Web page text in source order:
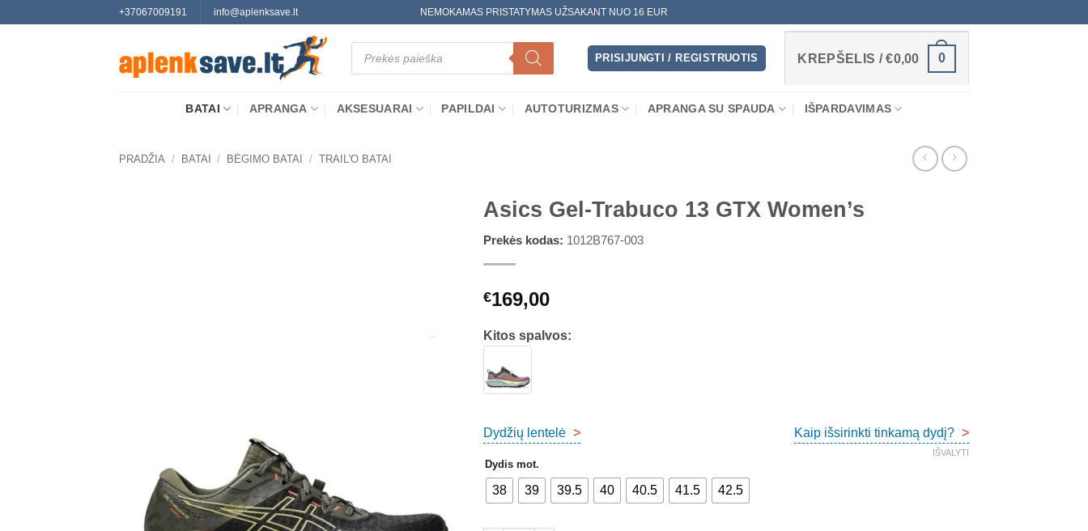
+37067009191 info@aplenksave.lt NEMOKAMAS PRISTATYMAS UŽSAKANT NUO 16 EUR
Products
search
PRISIJUNGTI / REGISTRUOTIS KREPŠELIS /€0,00 0
BATAI APRANGA AKSESUARAI PAPILDAI AUTOTURIZMAS APRANGA SU SPAUDA IŠPARDAVIMAS
PRADŽIA / BATAI / BĖGIMO BATAI / TRAIL'O BATAI
Asics Gel-Trabuco 13 GTX Women’s
Prekės kodas: 1012B767-003
€169,00
Kitos spalvos:
Dydžių lentelė > Kaip išsirinkti tinkamą dydį? >
Dydis mot.
38 39 39.5 40 40.5 41.5 42.5
IŠVALYTI